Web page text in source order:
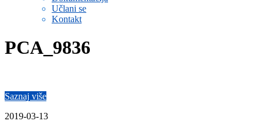
Učlani se
Kontakt
PCA_9836
Saznaj više
2019-03-13